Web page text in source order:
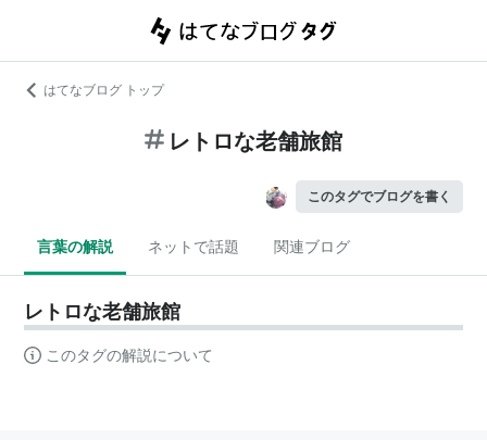
はてなブログ トップ
レトロな老舗旅館
このタグでブログを書く
言葉の解説 ネットで話題 関連ブログ
レトロな老舗旅館
このタグの解説について